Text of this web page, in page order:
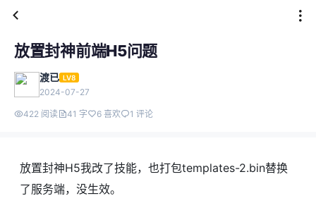
​放置封神前端H5问题
渡已 LV8
2024-07-27
422 阅读 41 字 6 喜欢 1 评论
放置封神H5我改了技能，也打包templates-2.bin替换
了服务端，没生效。